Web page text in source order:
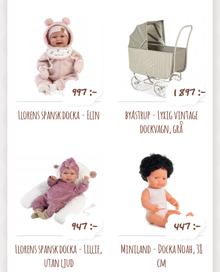
997 :-
Llorens spansk docka - Elin
1 897 :-
byAstrup - Lyxig vintage
dockvagn, grå
947 :-
Llorens spansk docka - Lillie,
utan ljud
447 :-
Miniland - Docka Noah, 38
cm